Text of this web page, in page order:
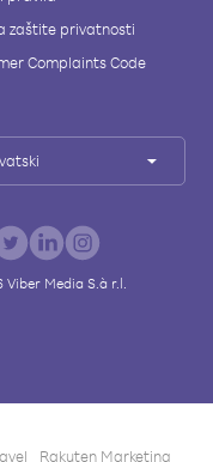
zaštite privatnosti
Complaints Code
Viber Media S.à r.l.
Rakuten Marketing